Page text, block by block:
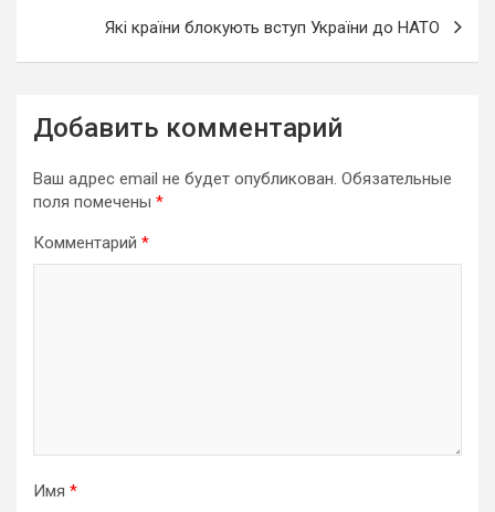
Які країни блокують вступ України до НАТО
Добавить комментарий
Ваш адрес email не будет опубликован. Обязательные
поля помечены *
Комментарий *
Имя *